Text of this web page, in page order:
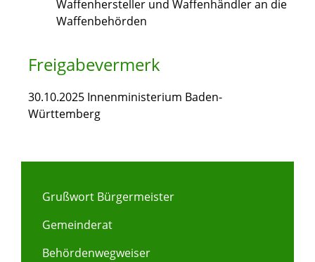
Waffenhersteller und Waffenhändler an die
Waffenbehörden
Freigabevermerk
30.10.2025 Innenministerium Baden-
Württemberg
Grußwort Bürgermeister
Gemeinderat
Behördenwegweiser